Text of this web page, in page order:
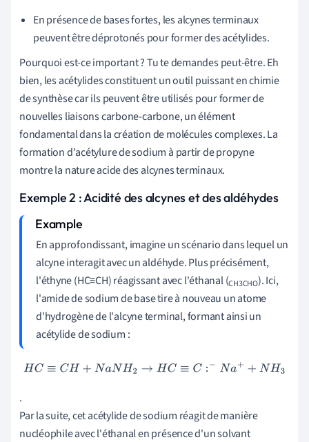
En présence de bases fortes, les alcynes terminaux
peuvent être déprotonés pour former des acétylides.
Pourquoi est-ce important ? Tu te demandes peut-être. Eh
bien, les acétylides constituent un outil puissant en chimie
de synthèse car ils peuvent être utilisés pour former de
nouvelles liaisons carbone-carbone, un élément
fondamental dans la création de molécules complexes. La
formation d'acétylure de sodium à partir de propyne
montre la nature acide des alcynes terminaux.
Exemple 2 : Acidité des alcynes et des aldéhydes
En approfondissant, imagine un scénario dans lequel un
alcyne interagit avec un aldéhyde. Plus précisément,
l'éthyne (HC≡CH) réagissant avec l'éthanal (CH3CHO). Ici,
l'amide de sodium de base tire à nouveau un atome
d'hydrogène de l'alcyne terminal, formant ainsi un
acétylide de sodium :
HC ≡CH+NaNH2→ HC≡C :−Na+ +N H3
.
Par la suite, cet acétylide de sodium réagit de manière
nucléophile avec l'éthanal en présence d'un solvant